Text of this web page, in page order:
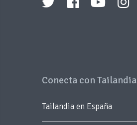
Conecta con Tailandia
Tailandia en España